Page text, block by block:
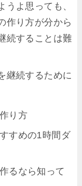
うよ思っても、
作り方が分から
続することは難
継続するために
り方
すめの1時間ダ
るなら知って